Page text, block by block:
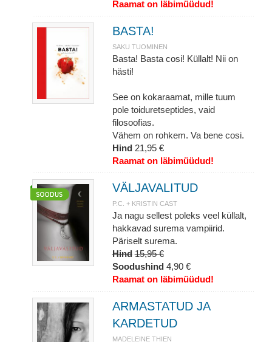
Raamat on läbimüüdud!
BASTA!
SAKU TUOMINEN
Basta! Basta cosi! Küllalt! Nii on
hästi!
See on kokaraamat, mille tuum
pole toiduretseptides, vaid
filosoofias.
Vähem on rohkem. Va bene cosi.
Hind 21,95 €
Raamat on läbimüüdud!
VÄLJAVALITUD
P.C. + KRISTIN CAST
Ja nagu sellest poleks veel küllalt,
hakkavad surema vampiirid.
Päriselt surema.
Hind 15,95 €
Soodushind 4,90 €
Raamat on läbimüüdud!
ARMASTATUD JA
KARDETUD
MADELEINE THIEN